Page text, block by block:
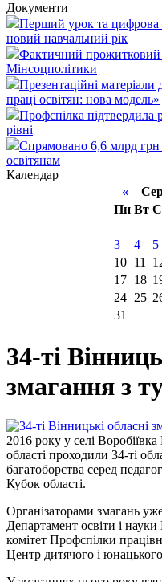
Документи
Перший урок та цифрова
новий навчальний рік
Фактичний прожитковий
Мінсоцполітики
Презентаційні
праці освітян: нова модель»
Профспілка підтвердила
рівні
Спрямовано 6,6 млрд грн
освітянам
Календар
«
Пн Вт
3
4 5
10
11
17
18
24
25
31
34-ті
змагання з
2016 року у cелі
області проходили 34-ті
багатоборства серед
Кубок області.
Організаторами змагань
Департамент освіти і
комітет Профспілки
Центр дитячого і